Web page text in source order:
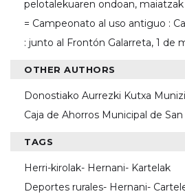
pelotalekuaren ondoan, maiatzak
= Campeonato al uso antiguo :
: junto al Frontón Galarreta, 1 de
OTHER AUTHORS
Donostiako Aurrezki Kutxa
Caja de Ahorros Municipal de
TAGS
Herri-kirolak- Hernani- Kartelak
Deportes rurales- Hernani-